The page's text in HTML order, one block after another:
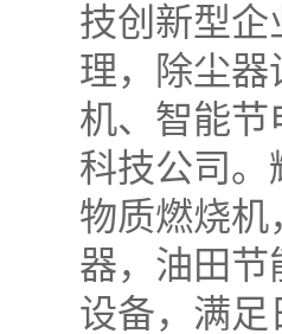
技创新型
理，除尘
机、智能
科技公司
物质燃烧
器，油田
设备，满